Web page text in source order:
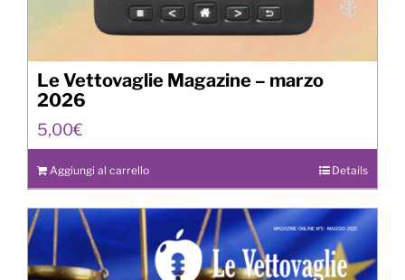
Le Vettovaglie Magazine – marzo
2026
5,00€
Aggiungi al carrello Details